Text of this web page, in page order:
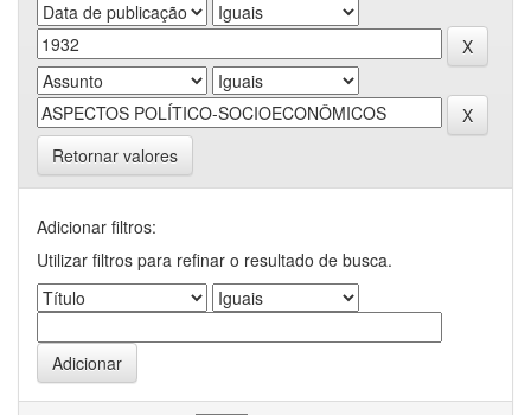
Retornar valores
Adicionar filtros:
Utilizar filtros para refinar o resultado de busca.